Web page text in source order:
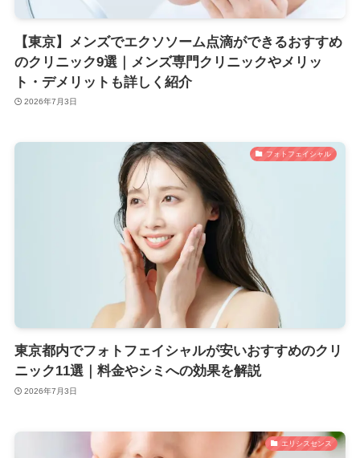
【東京】メンズでエクソソーム点滴ができるおすすめ
のクリニック9選｜メンズ専門クリニックやメリッ
ト・デメリットも詳しく紹介
2026年7月3日
フォトフェイシャル
東京都内でフォトフェイシャルが安いおすすめのクリ
ニック11選｜料金やシミへの効果を解説
2026年7月3日
エリシスセンス